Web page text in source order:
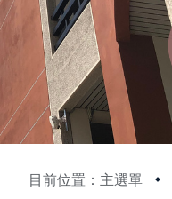
目前位置：主選單